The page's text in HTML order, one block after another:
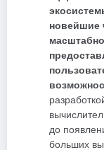
новейшие
до
больших